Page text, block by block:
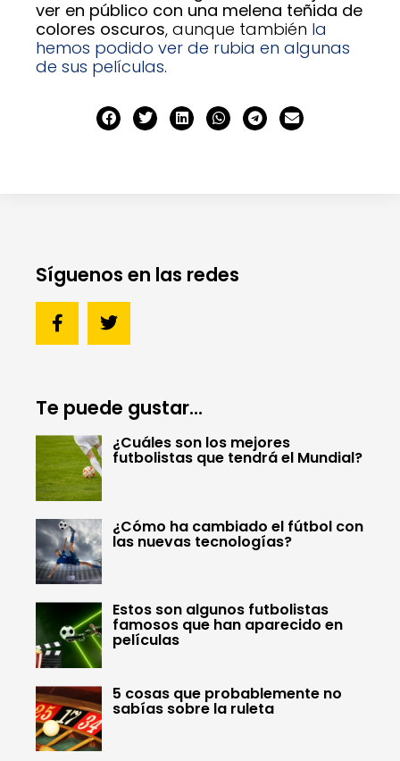
ver en público con una melena teñida de
colores oscuros, aunque también la
hemos podido ver de rubia en algunas
de sus películas.
Síguenos en las redes
Te puede gustar...
¿Cuáles son los mejores
futbolistas que tendrá el Mundial?
¿Cómo ha cambiado el fútbol con
las nuevas tecnologías?
Estos son algunos futbolistas
famosos que han aparecido en
películas
5 cosas que probablemente no
sabías sobre la ruleta